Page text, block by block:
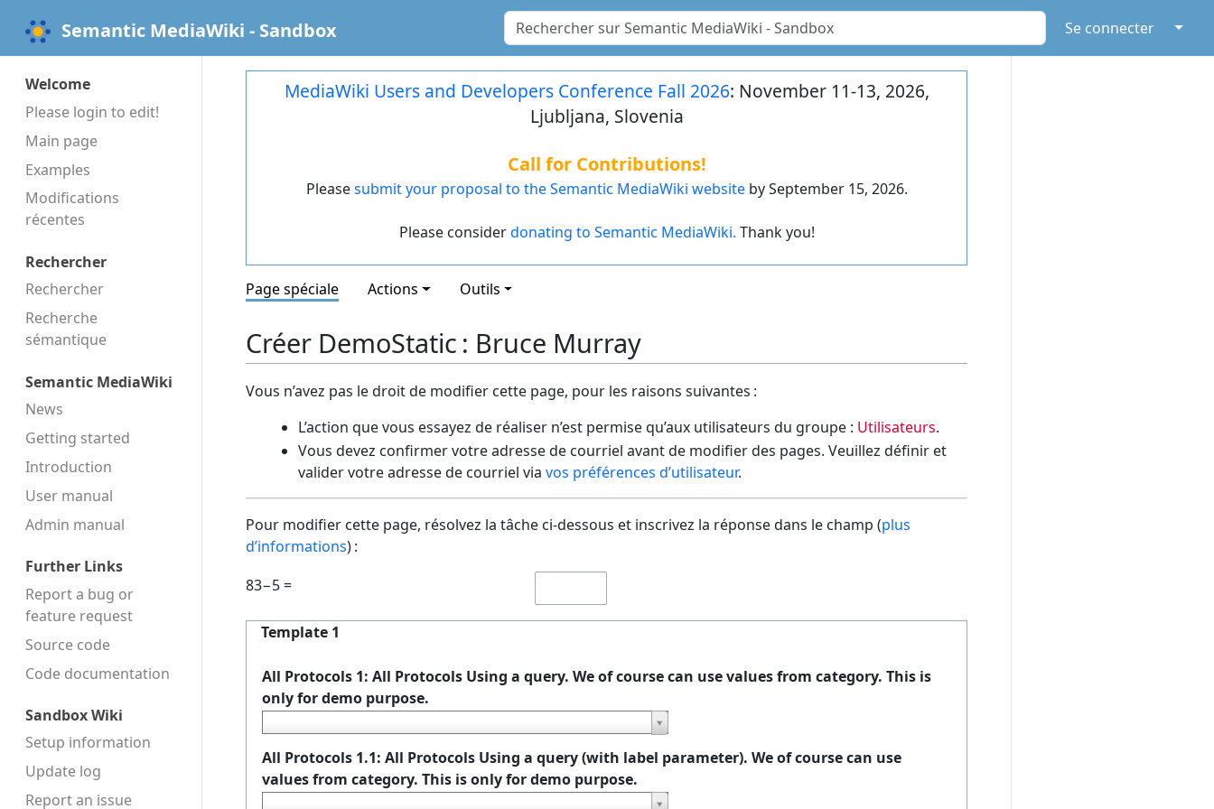
Semantic MediaWiki - Sandbox Se connecter ↓
Welcome
Please login to edit!
Main page
Examples
Modifications
récentes
Rechercher
Rechercher
Recherche
sémantique
Semantic MediaWiki
News
Getting started
Introduction
User manual
Admin manual
Further Links
Report a bug or
feature request
Source code
Code docu­mentation
Sandbox Wiki
Setup information
Update log
Report an issue
MediaWiki Users and Developers Conference Fall 2026: November 11-13, 2026,
Ljubljana, Slovenia
Call for Contributions!
Pleasesubmit your proposal to the Semantic MediaWiki websiteby September 15, 2026.
Please considerdonating to Semantic MediaWiki. Thank you!
Page spéciale Actions Outils
Créer DemoStatic : Bruce Murray
Vous n’avez pas le droit de modifier cette page, pour les raisons suivantes :
L’action que vous essayez de réaliser n’est permise qu’aux utilisateurs du groupe : Utilisateurs.
Vous devez confirmer votre adresse de courriel avant de modifier des pages. Veuillez définir et
valider votre adresse de courriel via vos préférences d’utilisateur.
Pour modifier cette page, résolvez la tâche ci-dessous et inscrivez la réponse dans le champ (plus
d’informations) :
83−5 =
Template 1
All Protocols 1: All Protocols Using a query. We of course can use values from category. This is
only for demo purpose.
All Protocols 1.1: All Protocols Using a query (with label parameter). We of course can use
values from category. This is only for demo purpose.